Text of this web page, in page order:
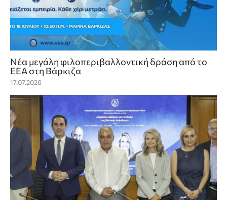
Νέα μεγάλη φιλοπεριβαλλοντική δράση από το
ΕΕΑ στη Βάρκιζα
17.07.2026